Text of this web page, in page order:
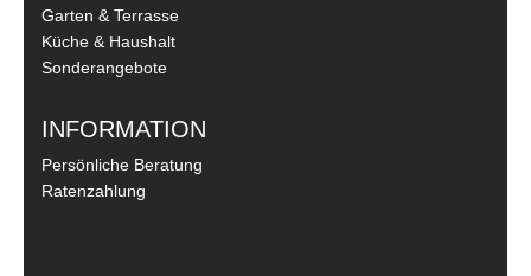
Garten & Terrasse
Küche & Haushalt
Sonderangebote
INFORMATION
Persönliche Beratung
Ratenzahlung